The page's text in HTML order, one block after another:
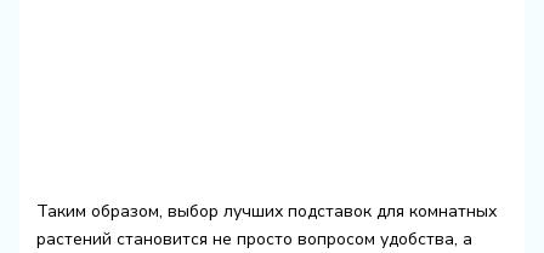
Таким образом, выбор лучших подставок для комнатных
растений становится не просто вопросом удобства, а